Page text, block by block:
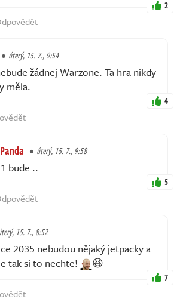
2
úterý, 15. 7., 9:54
žádnej Warzone. Ta hra nikdy
měla.
4
úterý, 15. 7., 9:58
bude ..
5
15. 7., 8:52
2035 nebudou nějaký jetpacky a
tak si to nechte!
😆
7